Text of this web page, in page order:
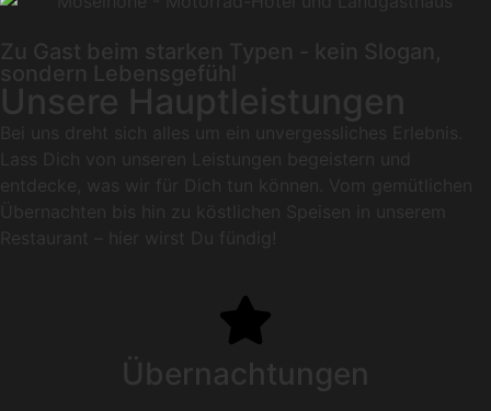
Zu Gast beim starken Typen - kein Slogan,
sondern Lebensgefühl
Unsere Hauptleistungen
Bei uns dreht sich alles um ein unvergessliches Erlebnis.
Lass Dich von unseren Leistungen begeistern und
entdecke, was wir für Dich tun können. Vom gemütlichen
Übernachten bis hin zu köstlichen Speisen in unserem
Restaurant – hier wirst Du fündig!
Übernachtungen